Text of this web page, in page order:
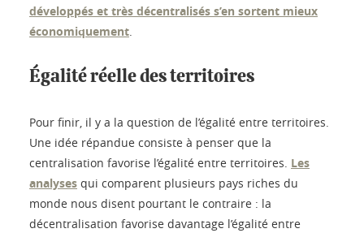
développés et très décentralisés s’en sortent mieux
économiquement.
Égalité réelle des territoires
Pour finir, il y a la question de l’égalité entre territoires.
Une idée répandue consiste à penser que la
centralisation favorise l’égalité entre territoires. Les
analyses qui comparent plusieurs pays riches du
monde nous disent pourtant le contraire : la
décentralisation favorise davantage l’égalité entre